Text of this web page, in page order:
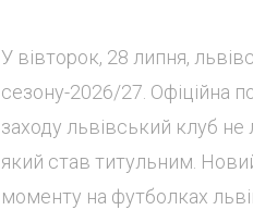
У вівторок, 28 липня,
сезону-2026/27. Офіційна
заходу львівський клуб не
який став титульним.
моменту на футболках